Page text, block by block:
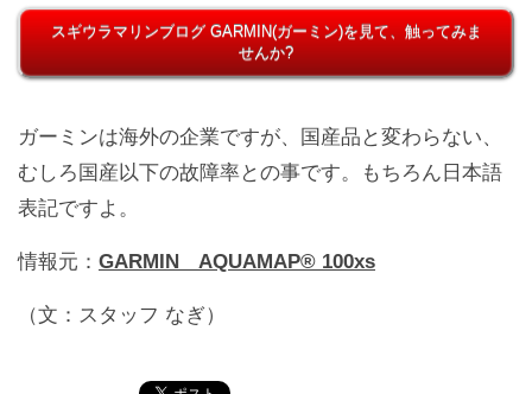
スギウラマリンブログ GARMIN(ガーミン)を見て、触ってみま
せんか?
ガーミンは海外の企業ですが、国産品と変わらない、
むしろ国産以下の故障率との事です。もちろん日本語
表記ですよ。
情報元： GARMIN AQUAMAP® 100xs
（文：スタッフ なぎ）